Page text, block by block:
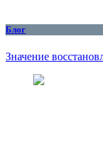
Блог
Значение